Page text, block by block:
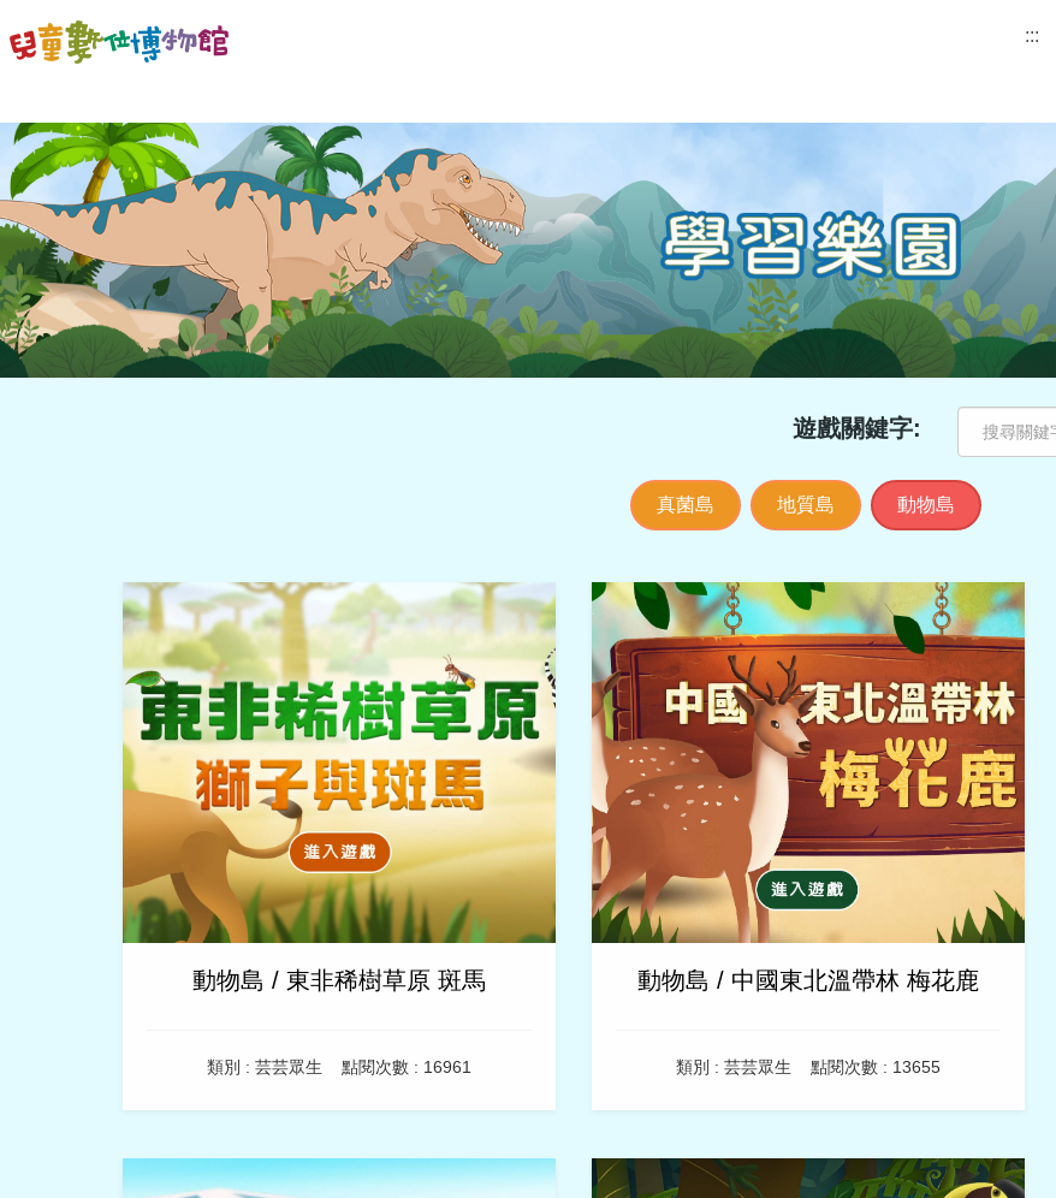
:::
遊戲關鍵字:
真菌島 地質島 動物島
動物島 / 東非稀樹草原 斑馬
類別 : 芸芸眾生 點閱次數 : 16961
動物島 / 中國東北溫帶林 梅花鹿
類別 : 芸芸眾生 點閱次數 : 13655